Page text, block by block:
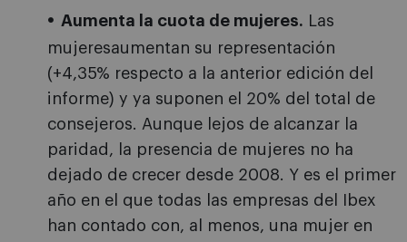
Aumenta la cuota de mujeres. Las
mujeresaumentan su representación
(+4,35% respecto a la anterior edición del
informe) y ya suponen el 20% del total de
consejeros. Aunque lejos de alcanzar la
paridad, la presencia de mujeres no ha
dejado de crecer desde 2008. Y es el primer
año en el que todas las empresas del Ibex
han contado con, al menos, una mujer en